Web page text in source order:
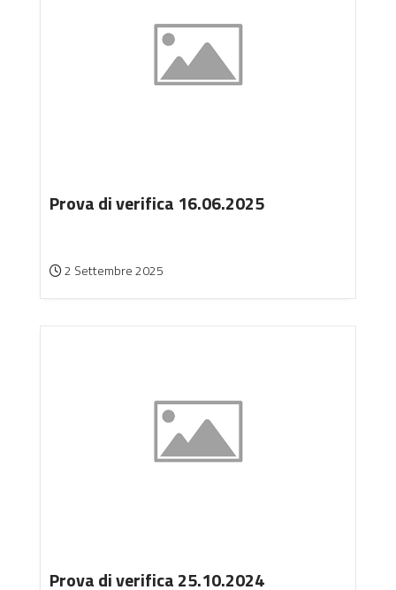
Prova di verifica 16.06.2025
2 Settembre 2025
Prova di verifica 25.10.2024